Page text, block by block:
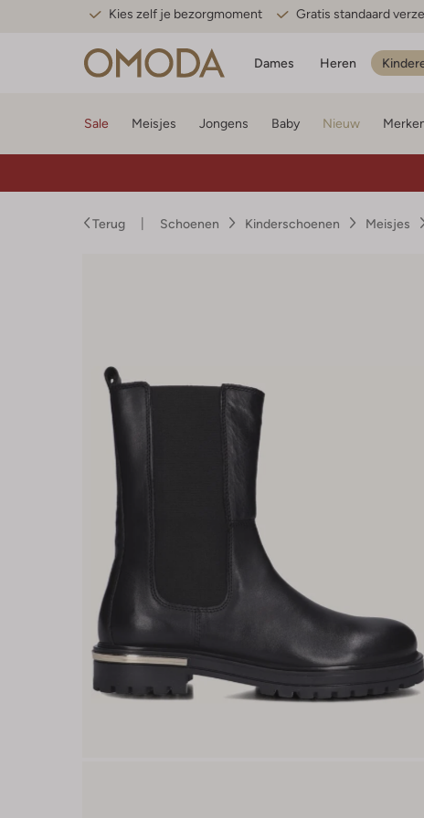
Kies zelf je bezorgmoment Gratis standaard
Dames Heren
Sale Meisjes Jongens Baby Nieuw
Terug Schoenen Kinderschoenen Meisjes